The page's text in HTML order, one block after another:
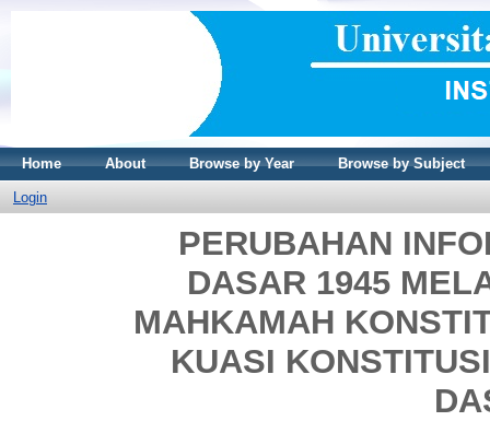
Home About Browse by Year Browse by Subject
Login
PERUBAHAN
DASAR 1945
MAHKAMAH
KUASI